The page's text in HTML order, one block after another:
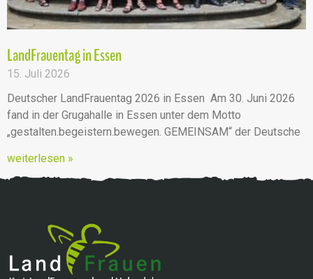
LandFrauentag in Essen
15. Juli 2026
Deutscher LandFrauentag 2026 in Essen Am 30. Juni 2026
fand in der Grugahalle in Essen unter dem Motto
„gestalten.begeistern.bewegen. GEMEINSAM“ der Deutsche
weiterlesen »